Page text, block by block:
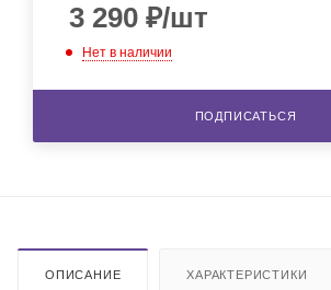
3 290 ₽/шт
Нет в наличии
ПОДПИСАТЬСЯ
ОПИСАНИЕ ХАРАКТЕРИСТИКИ